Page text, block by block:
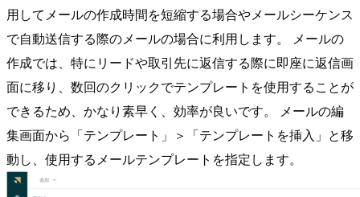
用してメールの作成時間を短縮する場合やメールシーケンス
で自動送信する際のメールの場合に利用します。 メールの
作成では、特にリードや取引先に返信する際に即座に返信画
面に移り、数回のクリックでテンプレートを使用することが
できるため、かなり素早く、効率が良いです。 メールの編
集画面から「テンプレート」＞「テンプレートを挿入」と移
動し、使用するメールテンプレートを指定します。